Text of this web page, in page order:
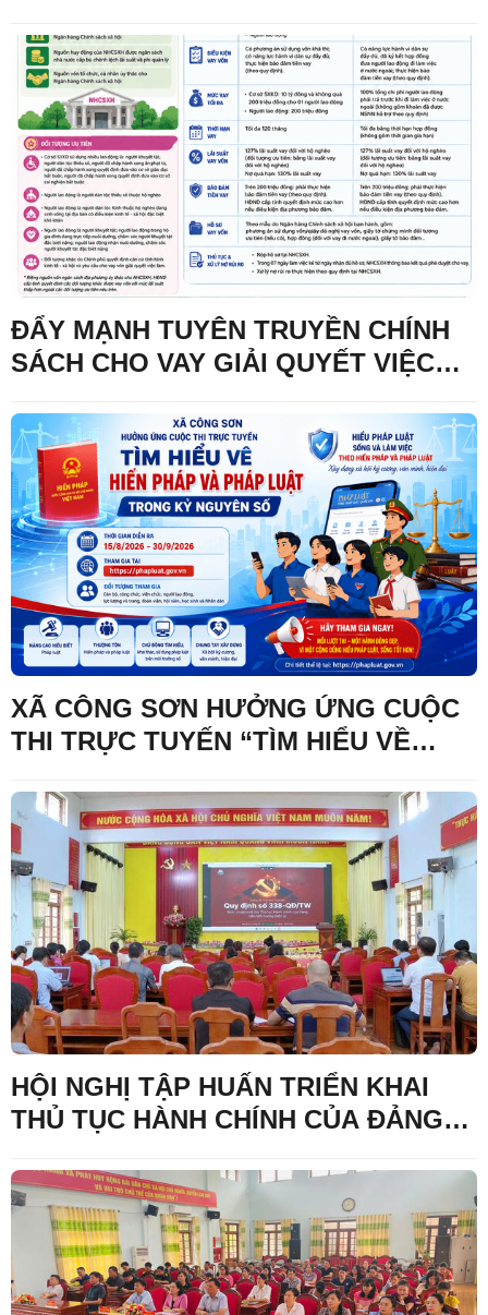
TƯỞNG, ĐẠO ĐỨC, PHƯƠNG PHÁP,
PHONG CÁCH HỒ CHÍ MINH TRONG
GIAI ĐOẠN PHÁT TRIỂN MỚI
ĐẨY MẠNH TUYÊN TRUYỀN CHÍNH
SÁCH CHO VAY GIẢI QUYẾT VIỆC
KINH TẾ, NÂNG CAO ĐỜI SỐNG
NHÂN DÂN
XÃ CÔNG SƠN HƯỞNG ỨNG CUỘC
THI TRỰC TUYẾN “TÌM HIỂU VỀ
KỶ NGUYÊN SỐ”
HỘI NGHỊ TẬP HUẤN TRIỂN KHAI
THỦ TỤC HÀNH CHÍNH CỦA ĐẢNG
ĐOẠN 2